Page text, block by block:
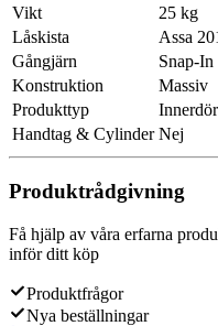
Vikt
25 kg
Låskista
Assa
Gångjärn
Snap-In
Konstruktion
Massiv
Produkttyp
Handtag & Cylinder Nej
Produktrådgivning
Få hjälp av våra erfarna
inför ditt köp
Produktfrågor
Nya beställningar